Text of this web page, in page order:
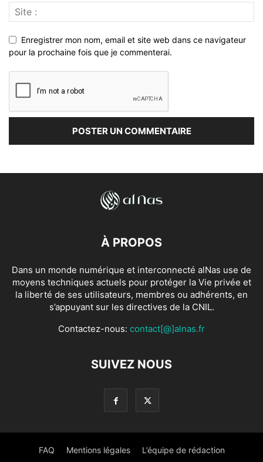
Enregistrer mon nom, email et site web dans ce navigateur
pour la prochaine fois que je commenterai.
À PROPOS
Dans un monde numérique et interconnecté alNas use de
moyens techniques actuels pour protéger la Vie privée et
la liberté de ses utilisateurs, membres ou adhérents, en
s’appuyant sur les directives de la CNIL.
Contactez-nous: contact[@]alnas.fr
SUIVEZ NOUS
FAQ Mentions légales L’équipe de rédaction